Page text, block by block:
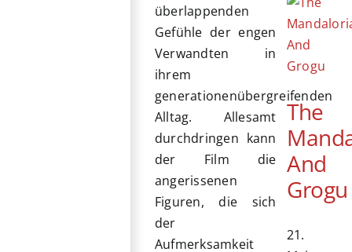
überlappenden
Gefühle der engen
Verwandten in
ihrem
generationenübergreifenden
Alltag. Allesamt
durchdringen kann
der Film die
angerissenen
Figuren, die sich
der
Aufmerksamkeit
The
And
Grogu
21.